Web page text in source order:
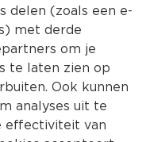
delen (zoals een e-
met derde
om je
te laten zien op
Ook kunnen
analyses uit te
effectiviteit van